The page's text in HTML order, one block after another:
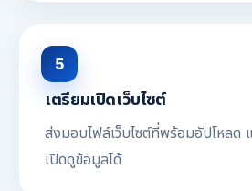
5
เตรียมเปิดเว็บไซต์
ส่งมอบไฟล์เว็บไซต์ที่พร้อมอัปโหลด
เปิดดูข้อมูลได้